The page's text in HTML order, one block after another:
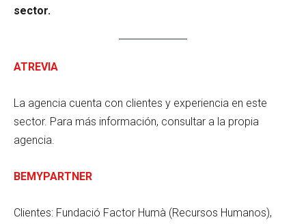
sector.
ATREVIA
La agencia cuenta con clientes y experiencia en este
sector. Para más información, consultar a la propia
agencia.
BEMYPARTNER
Clientes: Fundació Factor Humà (Recursos Humanos),